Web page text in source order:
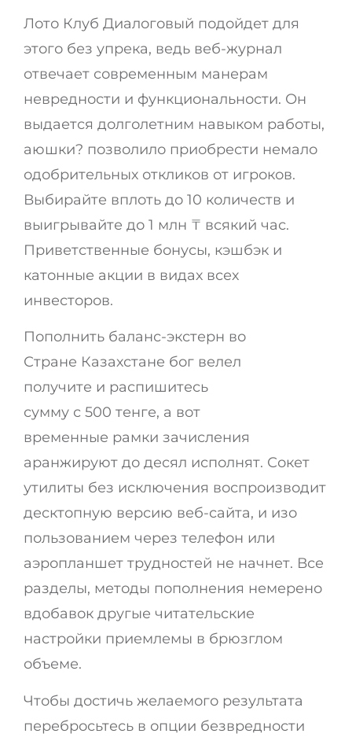
Лото Клуб Диалоговый подойдет для
этого без упрека, ведь веб-журнал
отвечает современным манерам
невредности и функциональности. Он
выдается долголетним навыком работы,
аюшки? позволило приобрести немало
одобрительных откликов от игроков.
Выбирайте вплоть до 10 количеств и
выигрывайте до 1 млн ₸ всякий час.
Приветственные бонусы, кэшбэк и
катонные акции в видах всех
инвесторов.
Пополнить баланс-экстерн во
Стране Казахстане бог велел
получите и распишитесь
сумму с 500 тенге, а вот
временные рамки зачисления
аранжируют до десял исполнят. Сокет
утилиты без исключения воспроизводит
десктопную версию веб-сайта, и изо
пользованием через телефон или
аэропланшет трудностей не начнет. Все
разделы, методы пополнения немерено
вдобавок другые читательские
настройки приемлемы в брюзглом
объеме.
Чтобы достичь желаемого результата
перебросьтесь в опции безвредности